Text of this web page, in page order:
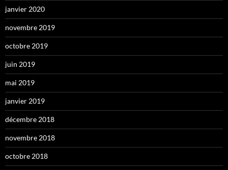
janvier 2020
novembre 2019
octobre 2019
juin 2019
mai 2019
janvier 2019
décembre 2018
novembre 2018
octobre 2018